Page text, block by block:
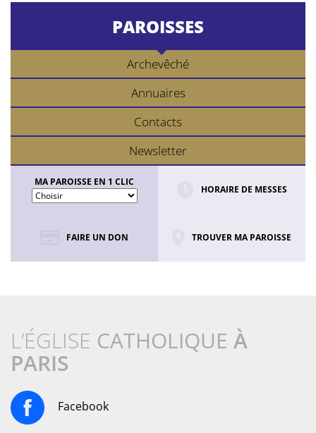
PAROISSES
Archevêché
Annuaires
Contacts
Newsletter
MA PAROISSE EN 1 CLIC
HORAIRE DE MESSES
FAIRE UN DON TROUVER MA PAROISSE
L’ÉGLISE CATHOLIQUE À
PARIS
Facebook